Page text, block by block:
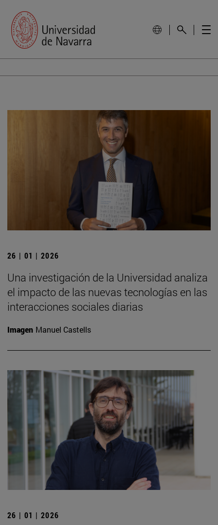
26 | 01 | 2026
Una investigación de la Universidad analiza
el impacto de las nuevas tecnologías en las
interacciones sociales diarias
Imagen Manuel Castells
26 | 01 | 2026